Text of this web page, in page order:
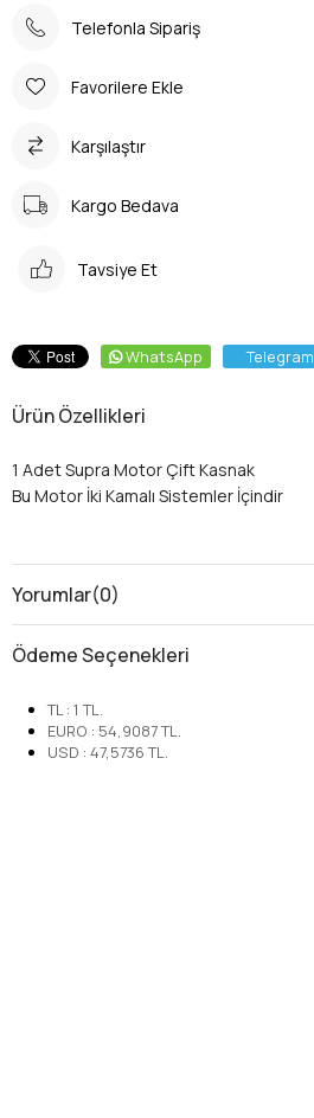
Telefonla Sipariş
Favorilere Ekle
Karşılaştır
Kargo Bedava
Tavsiye Et
WhatsApp Telegram
Ürün Özellikleri
1 Adet Supra Motor Çift Kasnak
Bu Motor İki Kamalı Sistemler İçindir
Yorumlar(0)
Ödeme Seçenekleri
TL: 1TL.
EURO : 54,9087TL.
USD : 47,5736TL.